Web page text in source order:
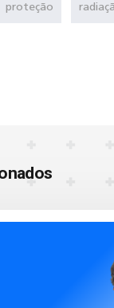
proteção